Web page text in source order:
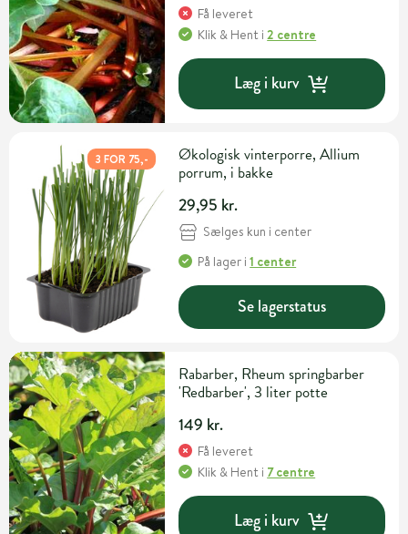
Få leveret
Klik & Hent i2 centre
Læg i kurv
3 FOR 75,-
Økologisk vinterporre, Allium
porrum, i bakke
29,95 kr.
Sælges kun i center
På lager i1 center
Se lagerstatus
Rabarber, Rheum springbarber
'Redbarber', 3 liter potte
149 kr.
Få leveret
Klik & Hent i 7 centre
Læg i kurv